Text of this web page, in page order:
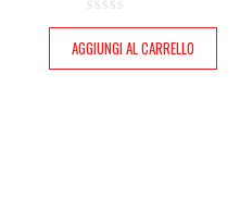
AGGIUNGI AL CARRELLO